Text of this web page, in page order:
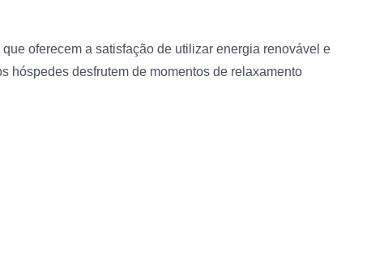
oferecem a satisfação de utilizar energia renovável e
hóspedes desfrutem de momentos de relaxamento